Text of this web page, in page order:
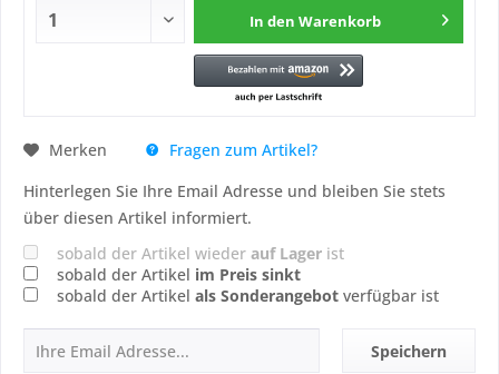
In den Warenkorb
Merken
Fragen zum Artikel?
Hinterlegen Sie Ihre Email Adresse und bleiben Sie stets
über diesen Artikel informiert.
sobald der Artikel wieder auf Lager ist
sobald der Artikel im Preis sinkt
sobald der Artikel als Sonderangebot verfügbar ist
Speichern